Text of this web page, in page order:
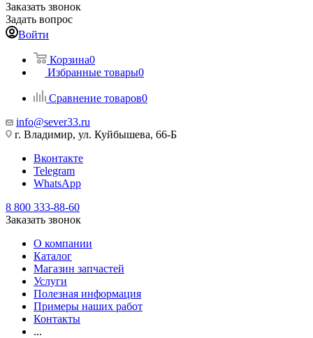
Заказать звонок
Задать вопрос
Войти
Корзина0
Избранные товары0
Сравнение товаров0
info@sever33.ru
г. Владимир, ул. Куйбышева, 66-Б
Вконтакте
Telegram
WhatsApp
8 800 333-88-60
Заказать звонок
О компании
Каталог
Магазин запчастей
Услуги
Полезная информация
Примеры наших работ
Контакты
...